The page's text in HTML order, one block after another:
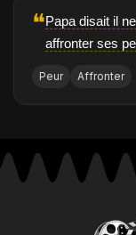
❝Papa disait il
affronter ses
Peur Affronter